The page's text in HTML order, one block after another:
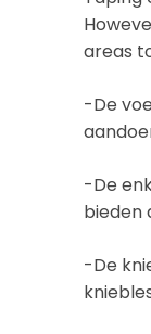
areas
-De
-De
bieden
-De